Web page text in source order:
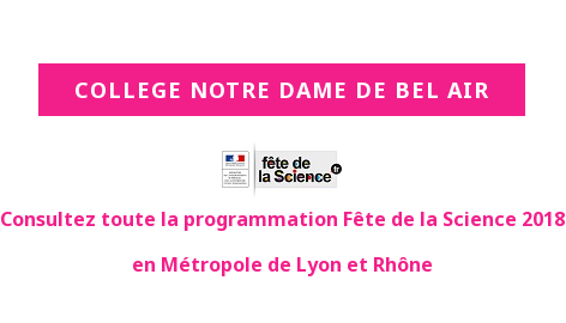
COLLEGE NOTRE DAME DE BEL AIR
Consultez toute la programmation Fête de la Science 2018
en Métropole de Lyon et Rhône